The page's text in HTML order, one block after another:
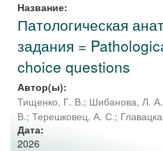
Название:
Патологическая
задания =
choice questions
Автор(ы):
Тищенко, Г. В.; Шибанова, Л. А.
В.; Терешковец, А. С.;
Дата:
2026